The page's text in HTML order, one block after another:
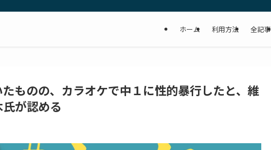
ホーム 利用方法 全記事
ものの、カラオケで中１に性的暴行したと、維
が認める